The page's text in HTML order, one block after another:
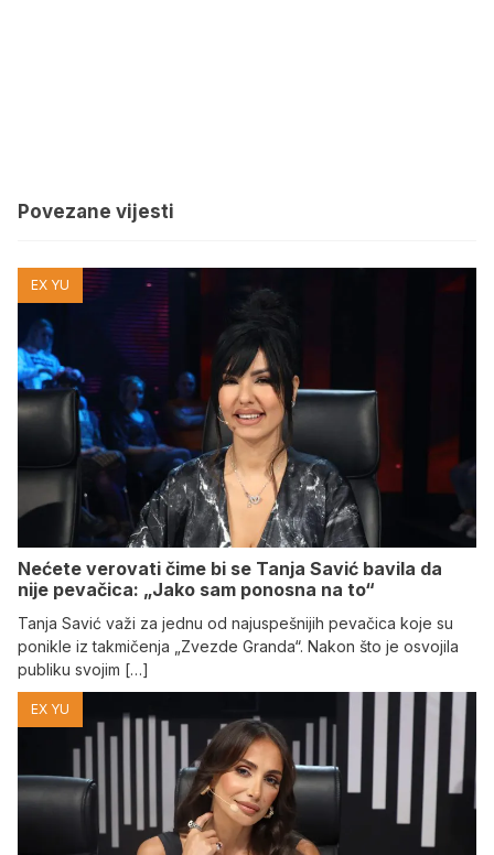
Povezane vijesti
EX YU
Nećete verovati čime bi se Tanja Savić bavila da
nije pevačica: „Jako sam ponosna na to“
Tanja Savić važi za jednu od najuspešnijih pevačica koje su
ponikle iz takmičenja „Zvezde Granda“. Nakon što je osvojila
publiku svojim […]
EX YU